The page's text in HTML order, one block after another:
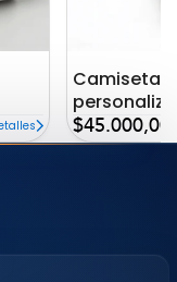
Camiseta
AUROS
Precio
de
$45.000,00